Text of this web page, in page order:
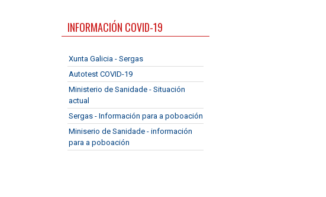
INFORMACIÓN COVID-19
Xunta Galicia - Sergas
Autotest COVID-19
Ministerio de Sanidade - Situación
actual
Sergas - Información para a poboación
Miniserio de Sanidade - información
para a poboación